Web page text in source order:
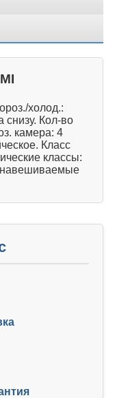
холод.:
снизу. Кол-во
камера: 4
Класс
классы: